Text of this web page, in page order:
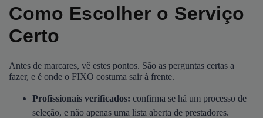
Como Escolher o Serviço
Certo
Antes de marcares, vê estes pontos. São as perguntas certas a
fazer, e é onde o FIXO costuma sair à frente.
Profissionais verificados: confirma se há um processo de
seleção, e não apenas uma lista aberta de prestadores.